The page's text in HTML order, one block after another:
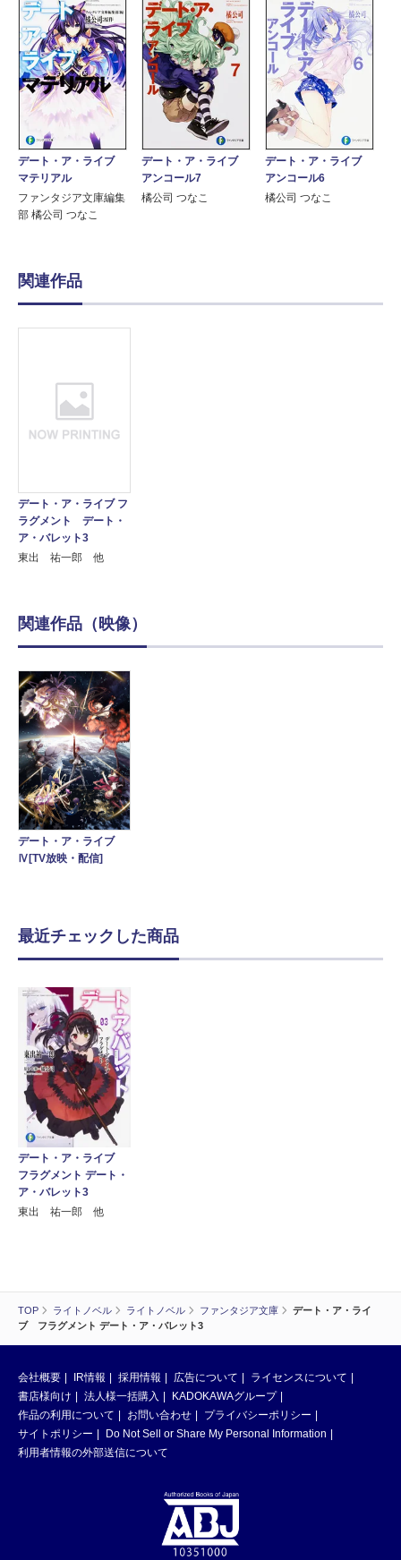
TOP ライトノベル ライトノベル ファンタジア文庫
デート・ア・ライ
ブ フラグメント デート・ア・バレット3
デート・ア・ライブ
マテリアル
ファンタジア文庫編集
部 橘公司 つなこ
デート・ア・ライブ
アンコール7
橘公司 つなこ
デート・ア・ライブ
アンコール6
橘公司 つなこ
関連作品
デート・ア・ライブ フ
ラグメント デート・
ア・バレット3
東出 祐一郎 他
関連作品（映像）
デート・ア・ライブ
Ⅳ[TV放映・配信]
最近チェックした商品
デート・ア・ライブ
フラグメント デート・
ア・バレット3
東出 祐一郎 他
会社概要 IR情報 採用情報 広告について
ライセンスについて
書店様向け
法人様一括購入
KADOKAWAグループ
作品の利用について
お問い合わせ
プライバシーポリシー
サイトポリシー
Do Not Sell or Share My Personal Information
利用者情報の外部送信について